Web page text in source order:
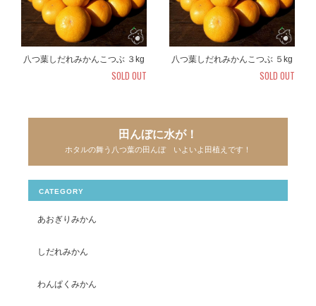
八つ葉しだれみかんこつぶ ３kg
SOLD OUT
八つ葉しだれみかんこつぶ ５kg
SOLD OUT
田んぼに水が！
ホタルの舞う八つ葉の田んぼ いよいよ田植えです！
CATEGORY
あおぎりみかん
しだれみかん
わんぱくみかん